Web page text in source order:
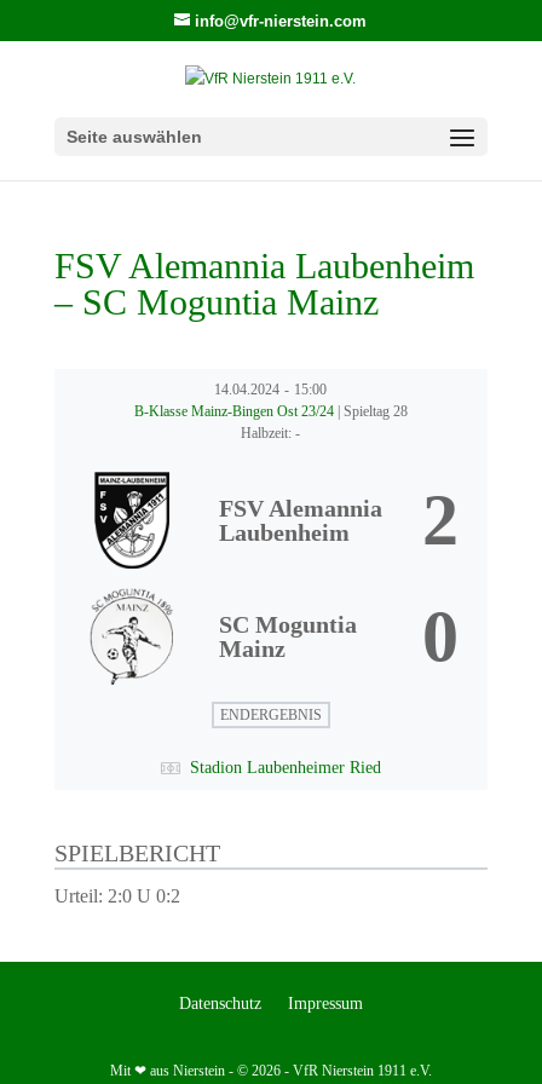
info@vfr-nierstein.com
Seite auswählen
FSV Alemannia Laubenheim
– SC Moguntia Mainz
14.04.2024 - 15:00
B-Klasse Mainz-Bingen Ost 23/24 | Spieltag 28
Halbzeit: -
FSV Alemannia
Laubenheim
2
SC Moguntia
Mainz
0
ENDERGEBNIS
Stadion Laubenheimer Ried
SPIELBERICHT
Urteil: 2:0 U 0:2
Datenschutz Impressum
Mit ❤ aus Nierstein - © 2026 - VfR Nierstein 1911 e.V.